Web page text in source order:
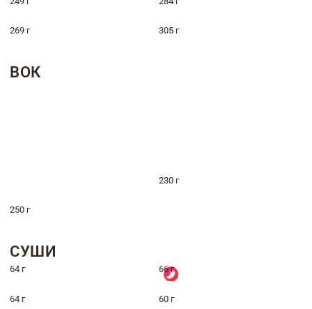
269 г 305 г
ВОК
230 г
250 г
СУШИ
64 г 66 г
64 г 60 г